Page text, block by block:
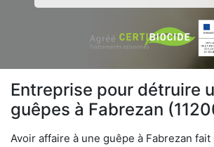
Entreprise pour détruire
guêpes à Fabrezan
Avoir affaire à une guêpe à Fabrezan